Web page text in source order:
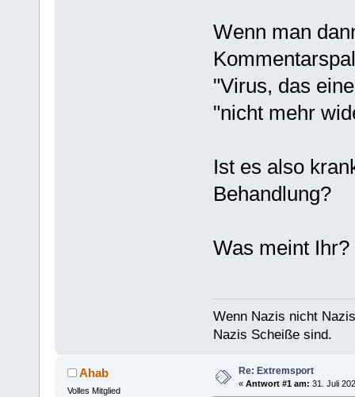
Wenn man
"Virus, das
"nicht mehr
Ist es also
Behandlung?
Was meint Ihr?
Wenn Nazis nicht
Nazis Scheiße sind.
Ahab
Volles Mitglied
Re: Extremsport
« Antwort #1 am: 31. Juli